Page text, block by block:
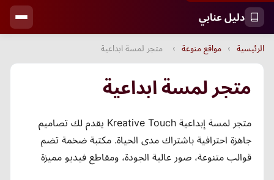
دليل عنابي
الرئيسية › مواقع منوعة › متجر لمسة ابداعية
متجر لمسة ابداعية
متجر لمسة إبداعية Kreative Touch يقدم لك تصاميم
جاهزة احترافية باشتراك مدى الحياة. مكتبة ضخمة تضم
قوالب متنوعة، صور عالية الجودة، ومقاطع فيديو مميزة